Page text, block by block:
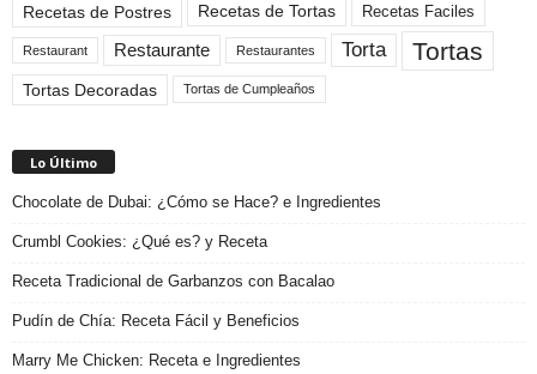
Recetas de Postres
Recetas de Tortas Recetas Faciles
Restaurant Restaurante Restaurantes Torta Tortas
Tortas Decoradas Tortas de Cumpleaños
Lo Último
Chocolate de Dubai: ¿Cómo se Hace? e Ingredientes
Crumbl Cookies: ¿Qué es? y Receta
Receta Tradicional de Garbanzos con Bacalao
Pudín de Chía: Receta Fácil y Beneficios
Marry Me Chicken: Receta e Ingredientes